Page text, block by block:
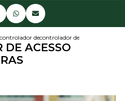
acesso
controlador de acesso noturnocontrolador de acesso externo
DE ACESSO